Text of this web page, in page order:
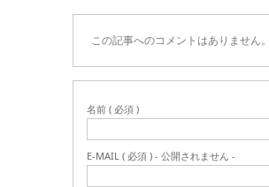
この記事へのコメントはありません。
名前 ( 必須 )
E-MAIL ( 必須 ) - 公開されません -